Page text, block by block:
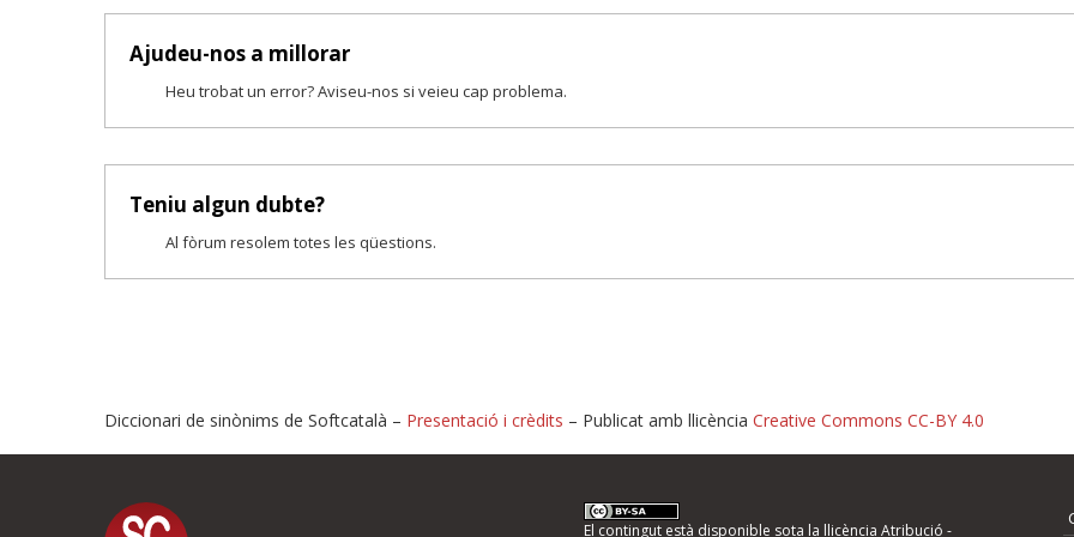
Ajudeu-nos a millorar
Heu trobat un error? Aviseu-nos si veieu cap problema.
Teniu algun dubte?
Al fòrum resolem totes les qüestions.
Proposeu-nos millores o informeu d'errors
Diccionari de sinònims de Softcatalà – Presentació i crèdits – Publicat amb llicència Creative Commons CC-BY 4.0
El contingut està disponible sota la llicència Atribució -